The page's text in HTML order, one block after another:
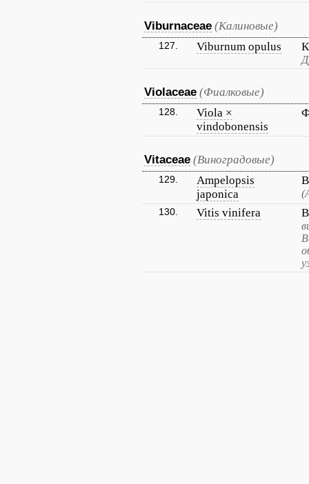
Viburnaceae (Калиновые)
127. Viburnum opulus
Violaceae (Фиалковые)
128.
Viola ×
vindobonensis
Vitaceae (Виноградовые)
129.
Ampelopsis
japonica
130. Vitis vinifera